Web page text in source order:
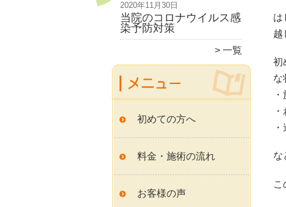
2020年11月30日
当院のコロナウイルス感
染予防対策
一覧
初めての方へ
料金・施術の流れ
お客様の声
は
越
初
な
な
こ